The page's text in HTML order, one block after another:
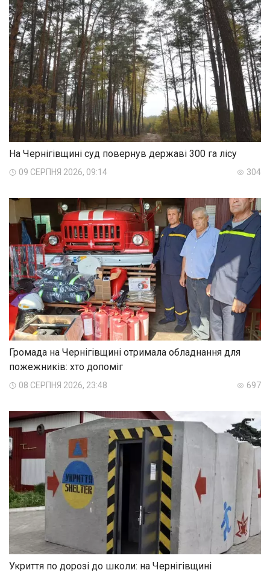
На Чернігівщині суд повернув державі 300 га лісу
09 СЕРПНЯ 2026, 09:14 304
Громада на Чернігівщині отримала обладнання для
пожежників: хто допоміг
08 СЕРПНЯ 2026, 23:48 697
Укриття по дорозі до школи: на Чернігівщині